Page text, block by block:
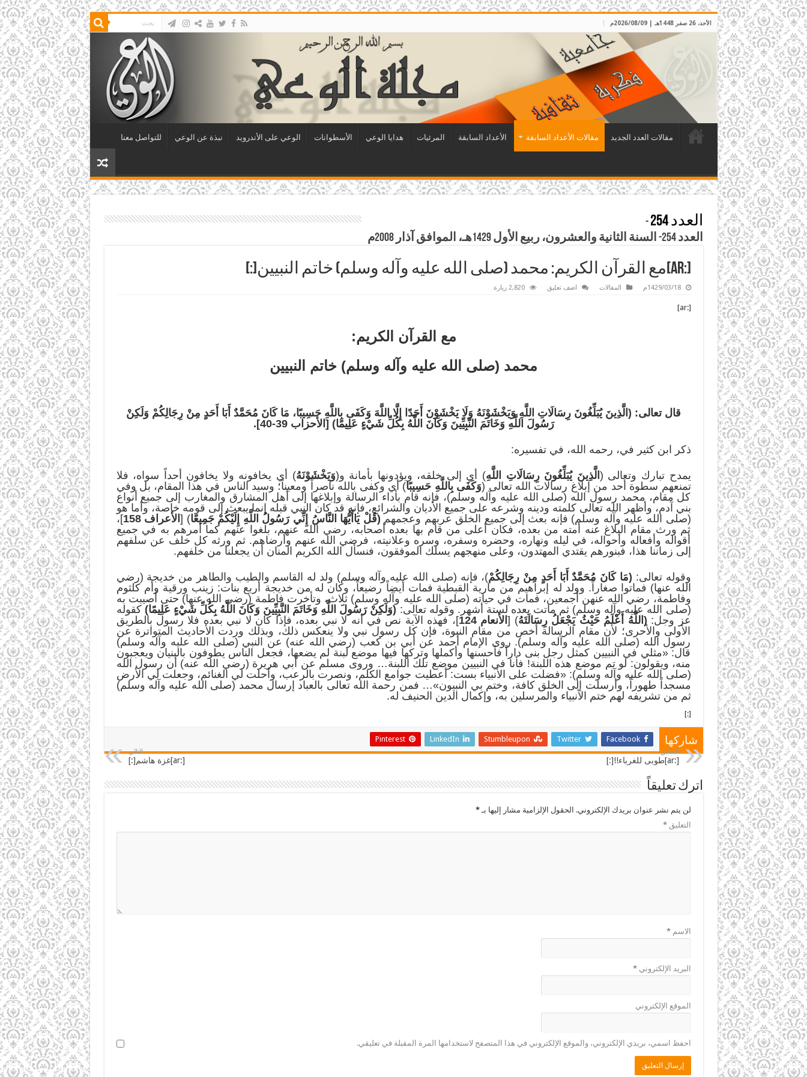
الأحد، 26 صفر 1448هـ | 2026/08/09م
مقالات العدد الجديد مقالات الأعداد السابقة الأعداد السابقة المرئيات هدايا الوعي الأسطوانات الوعي على الأندرويد نبذة عن الوعي للتواصل معنا
العدد 254
-
العدد 254- السنة الثانية والعشرون، ربيع الأول 1429هـ، الموافق آذار 2008م
[:ar]مع القرآن الكريم: محمد (صلى الله عليه وآله وسلم) خاتم النبيين[:]
1429/03/18م المقالات اضف تعليق 2,820 زيارة
[:ar]
مع القرآن الكريم:
محمد (صلى الله عليه وآله وسلم) خاتم النبيين
قال تعالى: (الَّذِينَ يُبَلِّغُونَ رِسَالَاتِ اللَّهِ وَيَخْشَوْنَهُ وَلَا يَخْشَوْنَ أَحَدًا إِلَّا اللَّهَ وَكَفَى بِاللَّهِ حَسِيبًا، مَا كَانَ مُحَمَّدٌ أَبَا أَحَدٍ مِنْ رِجَالِكُمْ وَلَكِنْ
رَسُولَ اللَّهِ وَخَاتَمَ النَّبِيِّينَ وَكَانَ اللَّهُ بِكُلِّ شَيْءٍ عَلِيمًا) [الأحزاب 39-40].
ذكر ابن كثير في، رحمه الله، في تفسيره:
يمدح تبارك وتعالى ( الَّذِينَ يُبَلِّغُونَ رِسَالَاتِ اللَّهِ) أي إلى خلقه، ويؤدونها بأمانة و(وَيَخْشَوْنَهُ) أي يخافونه ولا يخافون أحداً سواه، فلا
تمنعهم سطوة أحد من إبلاغ رسالات الله تعالى (وَكَفَى بِاللَّهِ حَسِيبًا) أي وكفى بالله ناصراً ومعيناً؛ وسيد الناس في هذا المقام، بل وفي
كل مقام، محمد رسول الله (صلى الله عليه وآله وسلم)، فإنه قام بأداء الرسالة وإبلاغها إلى أهل المشارق والمغارب إلى جميع أنواع
بني آدم، وأظهر الله تعالى كلمته ودينه وشرعه على جميع الأديان والشرائع، فإنه قد كان النبي قبله إنما يبعث إلى قومه خاصة، وأما هو
(صلى الله عليه وآله وسلم) فإنه بعث إلى جميع الخلق عربهم وعجمهم (قُلْ يَاأَيُّهَا النَّاسُ إِنِّي رَسُولُ اللَّهِ إِلَيْكُمْ جَمِيعًا) [الأعراف 158
]،
ثم ورث مقام البلاغ عنه أمته من بعده، فكان أعلى من قام بها بعده أصحابه، رضي الله عنهم، بلغوا عنهم كما أمرهم به في جميع
أقواله وأفعاله وأحواله، في ليله ونهاره، وحضره وسفره، وسره وعلانيته، فرضي الله عنهم وأرضاهم. ثم ورثه كل خلف عن سلفهم
إلى زماننا هذا، فبنورهم يقتدي المهتدون، وعلى منهجهم يسلك الموفقون، فنسأل الله الكريم المنان أن يجعلنا من خلفهم.
وقوله تعالى: (مَا كَانَ مُحَمَّدٌ أَبَا أَحَدٍ مِنْ رِجَالِكُمْ)، فإنه (صلى الله عليه وآله وسلم) ولد له القاسم والطيب والطاهر من خديجة (رضي
الله عنها) فماتوا صغاراً. وولد له إبراهيم من مارية القبطية فمات أيضاً رضيعاً، وكان له من خديجة أربع بنات: زينب ورقية وأم كلثوم
وفاطمة، رضي الله عنهن أجمعين، فمات في حياته (صلى الله عليه وآله وسلم) ثلاث، وتأخرت فاطمة (رضي الله عنها) حتى أصيبت به
(صلى الله عليه وآله وسلم) ثم ماتت بعده لستة أشهر. وقوله تعالى: (وَلَكِنْ رَسُولَ اللَّهِ وَخَاتَمَ النَّبِيِّينَ وَكَانَ اللَّهُ بِكُلِّ شَيْءٍ عَلِيمًا) كقوله
عز وجل: (اللَّهُ أَعْلَمُ حَيْثُ يَجْعَلُ رِسَالَتَهُ) [الأنعام 124
]، فهذه الآية نص في أنه لا نبي بعده، فإذا كان لا نبي بعده فلا رسول بالطريق
الأولى والأحرى؛ لأن مقام الرسالة أخص من مقام النبوة، فإن كل رسول نبي ولا ينعكس ذلك، وبذلك وردت الأحاديث المتواترة عن
رسول الله (صلى الله عليه وآله وسلم). روى الإمام أحمد عن أبي بن كعب (رضي الله عنه) عن النبي (صلى الله عليه وآله وسلم)
قال: «مثلي في النبيين كمثل رجل بنى داراً فأحسنها وأكملها وتركها فيها موضع لبنة لم يضعها، فجعل الناس يطوفون بالبنيان ويعجبون
منه، ويقولون: لو تم موضع هذه اللبنة! فأنا في النبيين موضع تلك اللبنة… وروى مسلم عن أبي هريرة (رضي الله عنه) أن رسول الله
(صلى الله عليه وآله وسلم): «فضلت على الأنبياء بست: أعطيت جوامع الكلم، ونصرت بالرعب، وأحلت لي الغنائم، وجعلت لي الأرض
مسجداً طهوراً، وأرسلت إلى الخلق كافة، وختم بي النبيون»… فمن رحمة الله تعالى بالعباد إرسال محمد (صلى الله عليه وآله وسلم)
ثم من تشريفه لهم ختم الأنبياء والمرسلين به، وإكمال الدين الحنيف له.
[:]
شاركها Facebook
Twitter
Stumbleupon
LinkedIn
Pinterest
السابق
[:ar]طوبى للغرباء!![:]
التالي
[:ar]غزة هاشم[:]
اترك تعليقاً
لن يتم نشر عنوان بريدك الإلكتروني. الحقول الإلزامية مشار إليها بـ*
التعليق*
الاسم*
البريد الإلكتروني*
الموقع الإلكتروني
احفظ اسمي، بريدي الإلكتروني، والموقع الإلكتروني في هذا المتصفح لاستخدامها المرة المقبلة في تعليقي.